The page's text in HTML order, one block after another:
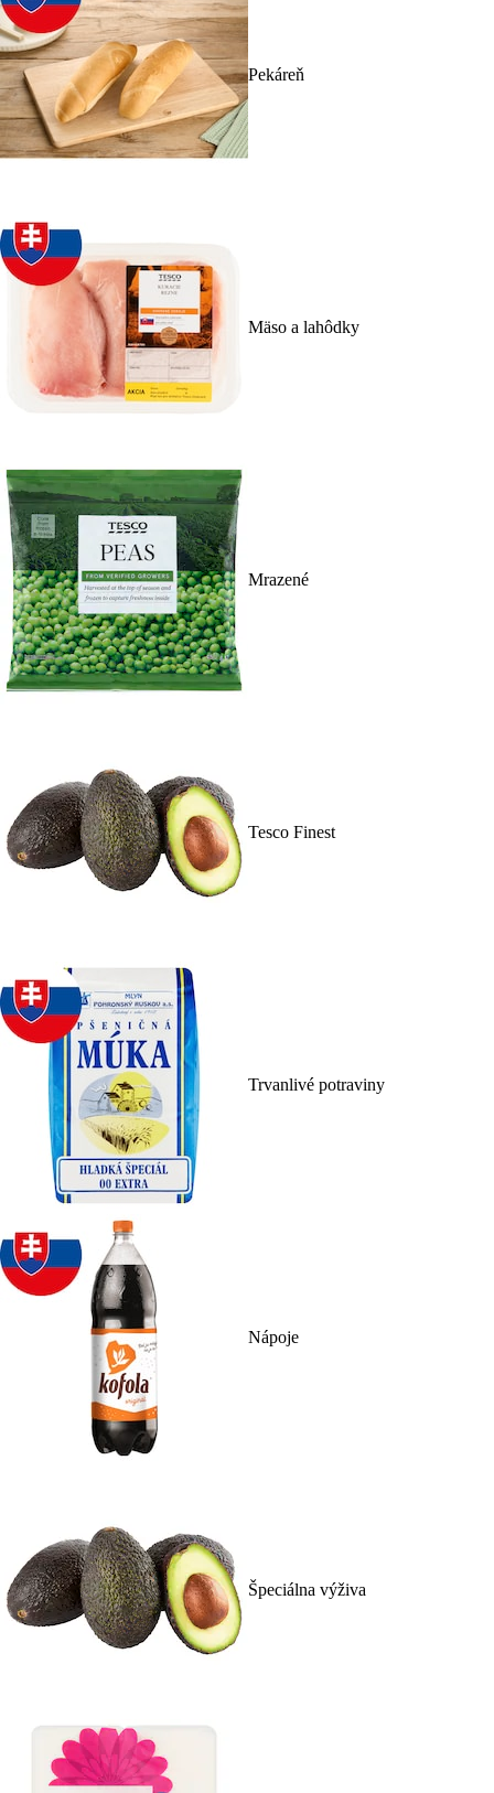
Pekáreň
Mäso a lahôdky
Mrazené
Tesco Finest
Trvanlivé potraviny
Nápoje
Špeciálna výživa